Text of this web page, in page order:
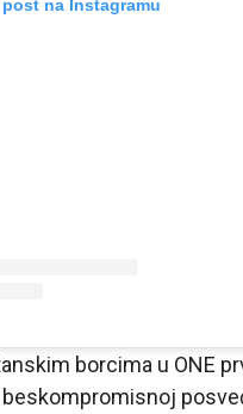
na Instagramu
borcima u ONE